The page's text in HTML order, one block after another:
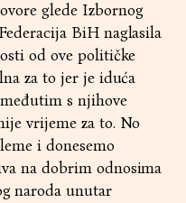
glede Izbornog
BiH naglasila
od ove političke
za to jer je iduća
s njihove
vrijeme za to. No
i donesemo
na dobrim odnosima
naroda unutar